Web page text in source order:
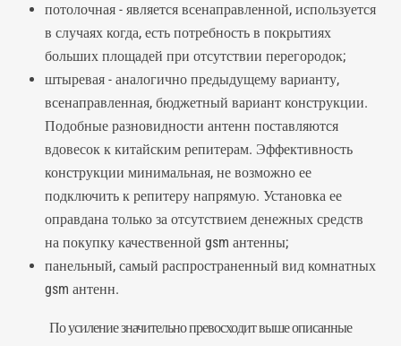
потолочная - является всенаправленной, используется
в случаях когда, есть потребность в покрытиях
больших площадей при отсутствии перегородок;
штыревая - аналогично предыдущему варианту,
всенаправленная, бюджетный вариант конструкции.
Подобные разновидности антенн поставляются
вдовесок к китайским репитерам. Эффективность
конструкции минимальная, не возможно ее
подключить к репитеру напрямую. Установка ее
оправдана только за отсутствием денежных средств
на покупку качественной gsm антенны;
панельный, самый распространенный вид комнатных
gsm антенн.
По усиление значительно превосходит выше описанные